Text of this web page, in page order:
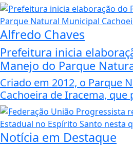
Alfredo Chaves
Prefeitura inicia
Manejo do Parque
Criado em 2012, o Parque
Cachoeira de Iracema, que
Notícia em Destaque